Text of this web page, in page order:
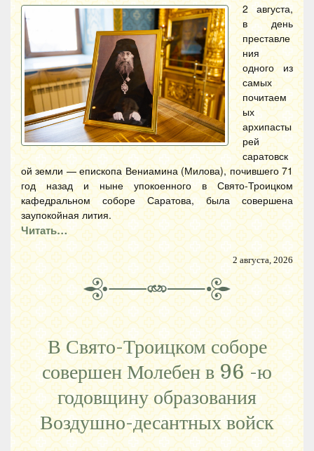
2 августа,
в день
преставле
ния
одного из
самых
почитаем
ых
архипасты
рей
саратовск
ой земли — епископа Вениамина (Милова), почившего 71
год назад и ныне упокоенного в Свято-Троицком
кафедральном соборе Саратова, была совершена
заупокойная лития.
Читать…
2 августа, 2026
В Свято-Троицком соборе
совершен Молебен в 96 -ю
годовщину образования
Воздушно-десантных войск